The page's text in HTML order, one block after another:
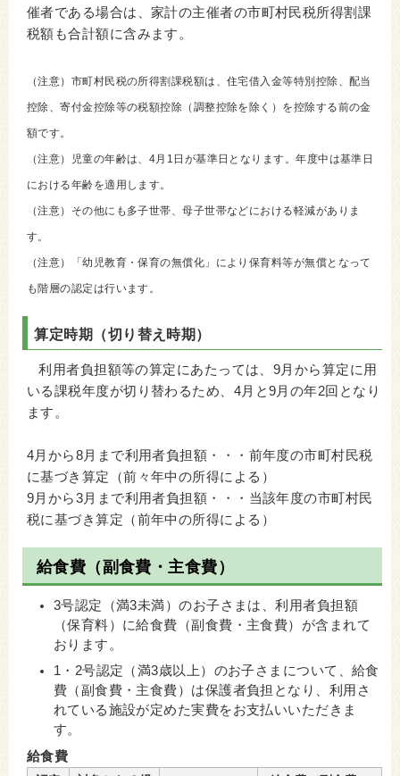
催者である場合は、家計の主催者の市町村民税所得割課
税額も合計額に含みます。
（注意）市町村民税の所得割課税額は、住宅借入金等特別控除、配当
控除、寄付金控除等の税額控除（調整控除を除く）を控除する前の金
額です。
（注意）児童の年齢は、4月1日が基準日となります。年度中は基準日
における年齢を適用します。
（注意）その他にも多子世帯、母子世帯などにおける軽減がありま
す。
（注意）「幼児教育・保育の無償化」により保育料等が無償となって
も階層の認定は行います。
算定時期（切り替え時期）
利用者負担額等の算定にあたっては、9月から算定に用
いる課税年度が切り替わるため、4月と9月の年2回となり
ます。
4月から8月まで利用者負担額・・・前年度の市町村民税
に基づき算定（前々年中の所得による）
9月から3月まで利用者負担額・・・当該年度の市町村民
税に基づき算定（前年中の所得による）
給食費（副食費・主食費）
3号認定（満3未満）のお子さまは、利用者負担額
（保育料）に給食費（副食費・主食費）が含まれて
おります。
1・2号認定（満3歳以上）のお子さまについて、給食
費（副食費・主食費）は保護者負担となり、利用さ
れている施設が定めた実費をお支払いいただきま
す。
給食費